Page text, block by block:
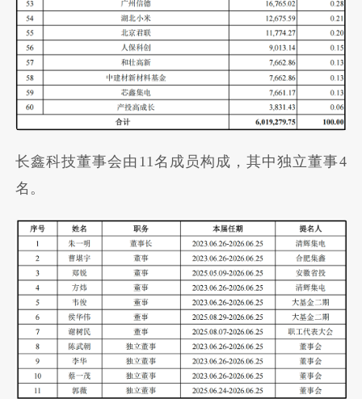
长鑫科技董事会由11名成员构成，其中独立董事4
名。